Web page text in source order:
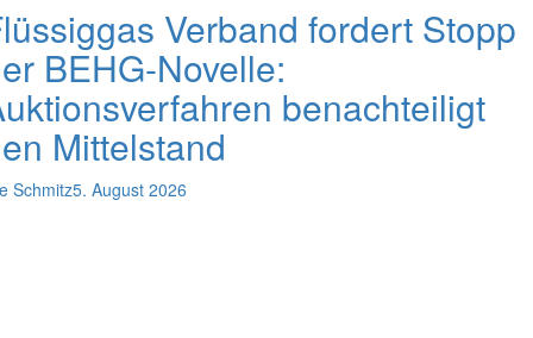
Verband fordert Stopp
BEHG-Novelle:
benachteiligt
Mittelstand
Schmitz5. August 2026